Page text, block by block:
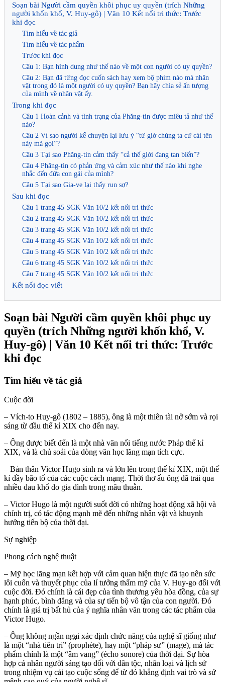
Soạn bài Người cầm quyền khôi phục uy quyền (trích Những
người khốn khổ, V. Huy-gô) | Văn 10 Kết nối tri thức: Trước
khi đọc
Tìm hiểu về tác giả
Tìm hiểu về tác phẩm
Trước khi đọc
Câu 1: Bạn hình dung như thế nào về một con người có uy quyền?
Câu 2: Bạn đã từng đọc cuốn sách hay xem bộ phim nào mà nhân
vật trong đó là một người có uy quyền? Bạn hãy chia sẻ ấn tượng
của mình về nhân vật ấy.
Trong khi đọc
Câu 1 Hoàn cảnh và tình trạng của Phăng-tin được miêu tả như thế
nào?
Câu 2 Vì sao người kể chuyện lại lưu ý “từ giờ chúng ta cứ cái tên
này mà gọi”?
Câu 3 Tại sao Phăng-tin cảm thấy “cả thế giới đang tan biến”?
Câu 4 Phăng-tin có phản ứng và cảm xúc như thế nào khi nghe
nhắc đến đứa con gái của mình?
Câu 5 Tại sao Gia-ve lại thấy run sợ?
Sau khi đọc
Câu 1 trang 45 SGK Văn 10/2 kết nối tri thức
Câu 2 trang 45 SGK Văn 10/2 kết nối tri thức
Câu 3 trang 45 SGK Văn 10/2 kết nối tri thức
Câu 4 trang 45 SGK Văn 10/2 kết nối tri thức
Câu 5 trang 45 SGK Văn 10/2 kết nối tri thức
Câu 6 trang 45 SGK Văn 10/2 kết nối tri thức
Câu 7 trang 45 SGK Văn 10/2 kết nối tri thức
Kết nối đọc viết
Soạn bài Người cầm quyền khôi phục uy
quyền (trích Những người khốn khổ, V.
Huy-gô) | Văn 10 Kết nối tri thức: Trước
khi đọc
Tìm hiểu về tác giả
Cuộc đời
– Vích-to Huy-gô (1802 – 1885), ông là một thiên tài nở sớm và rọi
sáng từ đầu thế kỉ XIX cho đến nay.
– Ông được biết đến là một nhà văn nổi tiếng nước Pháp thế kỉ
XIX, và là chủ soái của dòng văn học lãng mạn tích cực.
– Bản thân Victor Hugo sinh ra và lớn lên trong thế kỉ XIX, một thế
kỉ đầy bão tố của các cuộc cách mạng. Thời thơ ấu ông đã trải qua
nhiều đau khổ do gia đình trong mâu thuẫn.
– Victor Hugo là một người suốt đời có những hoạt động xã hội và
chính trị, có tác động mạnh mẽ đến những nhân vật và khuynh
hướng tiến bộ của thời đại.
Sự nghiệp
Phong cách nghệ thuật
– Mỹ học lãng mạn kết hợp với cảm quan hiện thực đã tạo nên sức
lôi cuốn và thuyết phục của lí tưởng thẩm mỹ của V. Huy-go đối với
cuộc đời. Đó chính là cái đẹp của tình thương yêu hòa đồng, của sự
hạnh phúc, bình đẳng và của sự tiến bộ vô tận của con người. Đó
chính là giá trị bất hủ của ý nghĩa nhân văn trong các tác phẩm của
Victor Hugo.
– Ông không ngần ngại xác định chức năng của nghệ sĩ giống như
là một “nhà tiên tri” (prophète), hay một “pháp sư” (mage), mà tác
phẩm chính là một “âm vang” (écho sonore) của thời đại. Sự hòa
hợp cá nhân người sáng tạo đối với dân tộc, nhân loại và lịch sử
trong nhiệm vụ cải tạo cuộc sống để từ đó khẳng định vai trò và sứ